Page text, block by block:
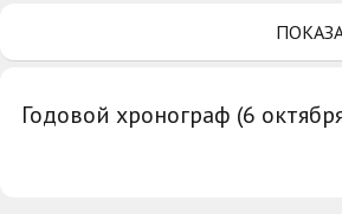
Годовой хронограф (6